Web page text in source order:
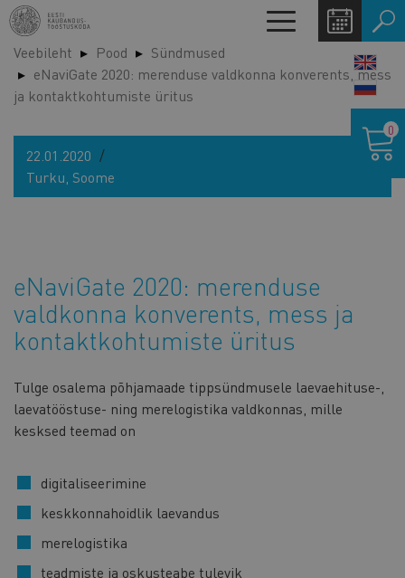
Liigu
edasi
põhisisu
juurde
Toggle
navigation
Veebileht Pood
Sündmused
eNaviGate 2020: merenduse valdkonna konverents, mess
ja kontaktkohtumiste üritus
22.01.2020
Turku, Soome
eNaviGate 2020: merenduse
valdkonna konverents, mess ja
kontaktkohtumiste üritus
Tulge osalema põhjamaade tippsündmusele laevaehituse-,
laevatööstuse- ning merelogistika valdkonnas, mille
kesksed teemad on
digitaliseerimine
keskkonnahoidlik laevandus
merelogistika
teadmiste ja oskusteabe tulevik
0